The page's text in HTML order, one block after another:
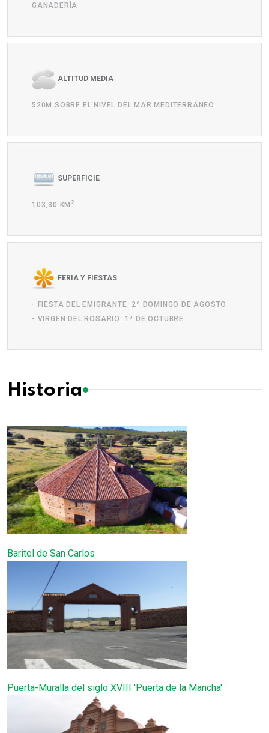
GANADERÍA
ALTITUD MEDIA
520M SOBRE EL NIVEL DEL MAR MEDITERRÁNEO
SUPERFICIE
103,30 KM 2
FERIA Y FIESTAS
- FIESTA DEL EMIGRANTE: 2º DOMINGO DE AGOSTO
- VIRGEN DEL ROSARIO: 1º DE OCTUBRE
Historia
Baritel de San Carlos
Puerta-Muralla del siglo XVIII 'Puerta de la Mancha'